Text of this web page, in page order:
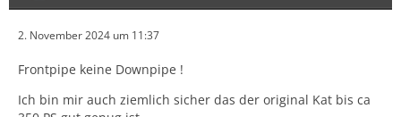
2. November 2024 um 11:37
Frontpipe keine Downpipe !
Ich bin mir auch ziemlich sicher das der original Kat bis ca